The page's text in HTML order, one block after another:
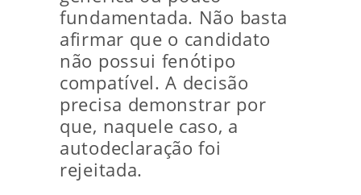
fundamentada. Não basta
afirmar que o candidato
não possui fenótipo
compatível. A decisão
precisa demonstrar por
que, naquele caso, a
autodeclaração foi
rejeitada.